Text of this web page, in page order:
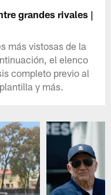
grandes rivales |
más vistosas de la
el elenco
completo previo al
y más.